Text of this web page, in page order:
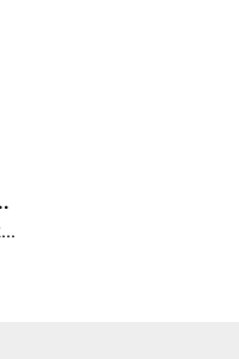
Messner
Tierarzt | Tierärztin